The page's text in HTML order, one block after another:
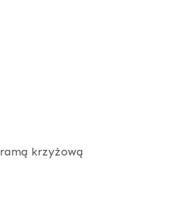
krzyżową